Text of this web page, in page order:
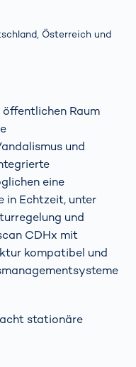
Österreich und
Raum
und
eine
in Echtzeit, unter
und
CDHx mit
kompatibel und
stationäre